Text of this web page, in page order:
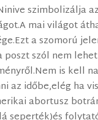
szimbolizálja
mai világot
a szomorú
poszt szól nem
is kell
az időbe,elég ha
abortusz